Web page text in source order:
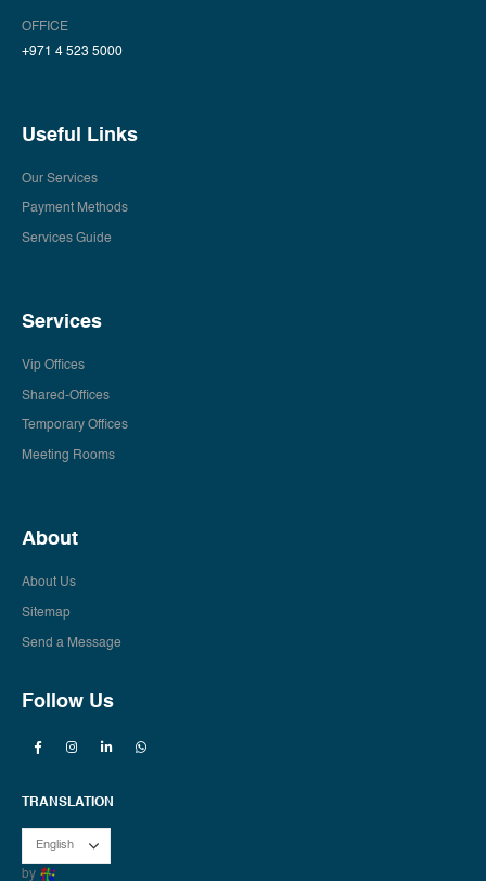
OFFICE
+971 4 523 5000
Useful Links
Our Services
Payment Methods
Services Guide
Services
Vip Offices
Shared-Offices
Temporary Offices
Meeting Rooms
About
About Us
Sitemap
Send a Message
Follow Us
TRANSLATION
by